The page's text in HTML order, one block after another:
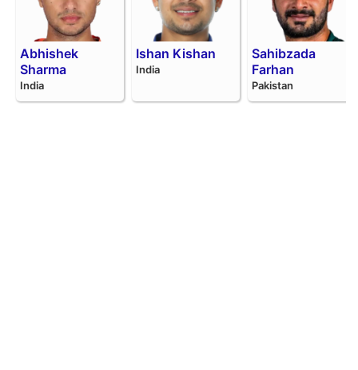
Abhishek
Sharma
India
Ishan Kishan
India
Sahibzada
Farhan
Pakistan